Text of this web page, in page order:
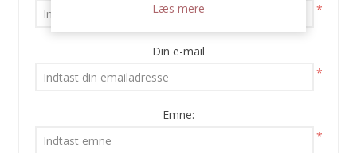
*
Din e-mail
*
Emne:
*
Læs mere